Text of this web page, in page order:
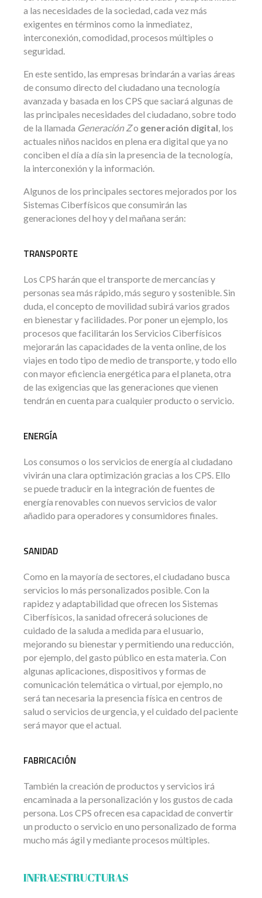
a las necesidades de la sociedad, cada vez más
exigentes en términos como la inmediatez,
interconexión, comodidad, procesos múltiples o
seguridad.
En este sentido, las empresas brindarán a varias áreas
de consumo directo del ciudadano una tecnología
avanzada y basada en los CPS que saciará algunas de
las principales necesidades del ciudadano, sobre todo
de la llamada Generación Zo generación digital, los
actuales niños nacidos en plena era digital que ya no
conciben el día a día sin la presencia de la tecnología,
la interconexión y la información.
Algunos de los principales sectores mejorados por los
Sistemas Ciberfísicos que consumirán las
generaciones del hoy y del mañana serán:
TRANSPORTE
Los CPS harán que el transporte de mercancías y
personas sea más rápido, más seguro y sostenible. Sin
duda, el concepto de movilidad subirá varios grados
en bienestar y facilidades. Por poner un ejemplo, los
procesos que facilitarán los Servicios Ciberfísicos
mejorarán las capacidades de la venta online, de los
viajes en todo tipo de medio de transporte, y todo ello
con mayor eficiencia energética para el planeta, otra
de las exigencias que las generaciones que vienen
tendrán en cuenta para cualquier producto o servicio.
ENERGÍA
Los consumos o los servicios de energía al ciudadano
vivirán una clara optimización gracias a los CPS. Ello
se puede traducir en la integración de fuentes de
energía renovables con nuevos servicios de valor
añadido para operadores y consumidores finales.
SANIDAD
Como en la mayoría de sectores, el ciudadano busca
servicios lo más personalizados posible. Con la
rapidez y adaptabilidad que ofrecen los Sistemas
Ciberfísicos, la sanidad ofrecerá soluciones de
cuidado de la saluda a medida para el usuario,
mejorando su bienestar y permitiendo una reducción,
por ejemplo, del gasto público en esta materia. Con
algunas aplicaciones, dispositivos y formas de
comunicación telemática o virtual, por ejemplo, no
será tan necesaria la presencia física en centros de
salud o servicios de urgencia, y el cuidado del paciente
será mayor que el actual.
FABRICACIÓN
También la creación de productos y servicios irá
encaminada a la personalización y los gustos de cada
persona. Los CPS ofrecen esa capacidad de convertir
un producto o servicio en uno personalizado de forma
mucho más ágil y mediante procesos múltiples.
INFRAESTRUCTURAS